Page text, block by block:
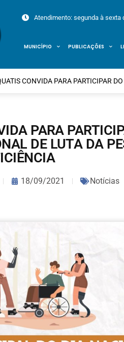
Atendimento: segunda à sexta
MUNICÍPIO PUBLICAÇÕES
CONVIDA PARA PARTICIPAR
PARA
DE LUTA DA
18/09/2021 Notícias